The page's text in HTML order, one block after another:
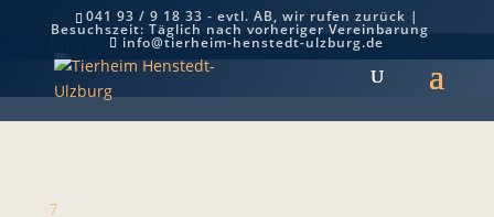
041 93 / 9 18 33 - evtl. AB, wir rufen zurück |
Besuchszeit: Täglich nach vorheriger Vereinbarung
info@tierheim-henstedt-ulzburg.de
Finnley – Freigang
7